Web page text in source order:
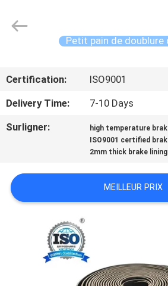
PRODUITS
DE
NOUS
VISITE
D'USINE
Kebona
Industry
Petit pain de doublure
Certification:
ISO9001
Delivery Time:
7-10 Days
Surligner:
high temperature
ISO9001 certified
2mm thick brake lining
MEILLEUR PRIX